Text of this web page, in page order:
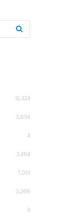
12,324
3,694
4
3,464
7,001
3,268
9